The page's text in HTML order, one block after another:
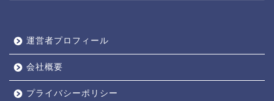
運営者プロフィール
会社概要
プライバシーポリシー